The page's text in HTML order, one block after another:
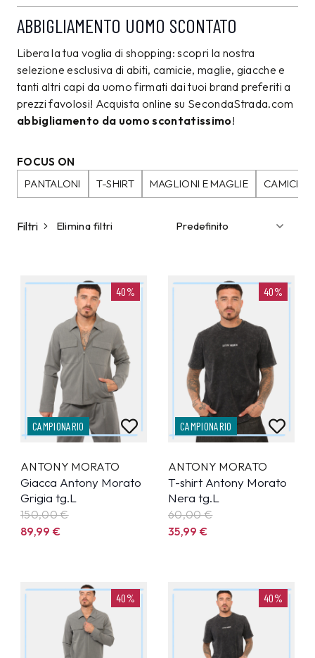
ABBIGLIAMENTO UOMO SCONTATO
Libera la tua voglia di shopping: scopri la nostra
selezione esclusiva di abiti, camicie, maglie, giacche e
tanti altri capi da uomo firmati dai tuoi brand preferiti a
prezzi favolosi! Acquista online su SecondaStrada.com
abbigliamento da uomo scontatissimo!
FOCUS ON
PANTALONI
T-SHIRT MAGLIONI E MAGLIE CAMICIE
Filtri Elimina filtri
40%
CAMPIONARIO
ANTONY MORATO
Giacca Antony Morato
Grigia tg.L
150,00 €
89,99€
40%
CAMPIONARIO
ANTONY MORATO
T-shirt Antony Morato
Nera tg.L
60,00 €
35,99€
40% 40%